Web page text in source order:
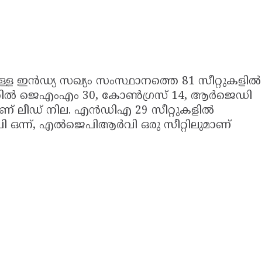
ഇൻഡ്യ സഖ്യം സംസ്ഥാനത്തെ 81 സീറ്റുകളിൽ
ജെഎംഎം 30, കോൺഗ്രസ് 14, ആർജെഡി
ലീഡ് നില. എൻഡിഎ 29 സീറ്റുകളിൽ
എൽജെപിആർവി ഒരു സീറ്റിലുമാണ്